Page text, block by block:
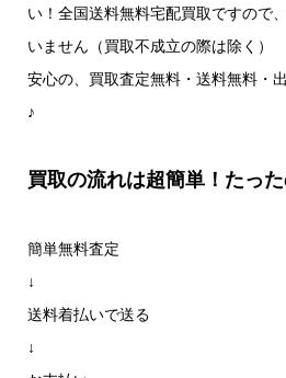
い！全国送料無料宅配買取ですので
いません（買取不成立の際は除く）
安心の、買取査定無料・送料無料・
♪
買取の流れは超簡単！たっ
簡単無料査定
↓
送料着払いで送る
↓